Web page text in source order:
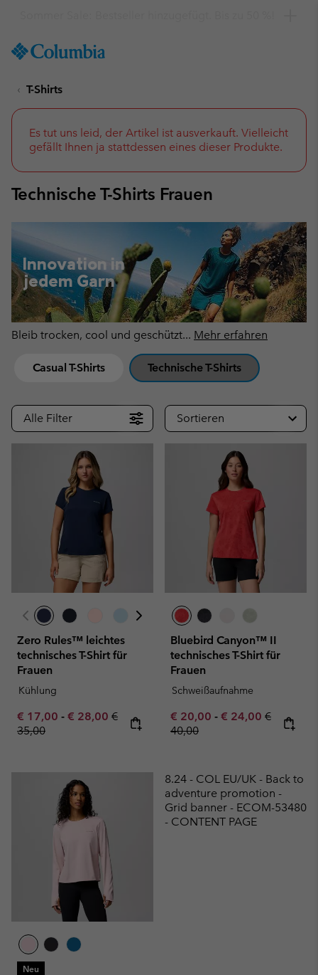
TO
SKIP
NAV
SKIP
TO
SEARCH
T-Shirts
Es tut uns leid, der Artikel ist ausverkauft. Vielleicht
gefällt Ihnen ja stattdessen eines dieser Produkte.
Technische T-Shirts Frauen
Innovation in
jedem Garn
Bleib trocken, cool und geschützt... Mehr erfahren
Casual T-Shirts Technische T-Shirts
Alle Filter Sortieren
Zero Rules™ leichtes
technisches T-Shirt für
Frauen
Kühlung
Minimum sale price:
€ 17,00 - Maximum sale price:
€ 28,00 Regular price:
€
35,00
Bluebird Canyon™ II
technisches T-Shirt für
Frauen
Schweißaufnahme
Minimum sale price:
€ 20,00 - Maximum sale
€ 24,00 Regular
€
40,00
Neu
8.24 - COL EU/UK - Back to
adventure promotion -
Grid banner - ECOM-53480
- CONTENT PAGE